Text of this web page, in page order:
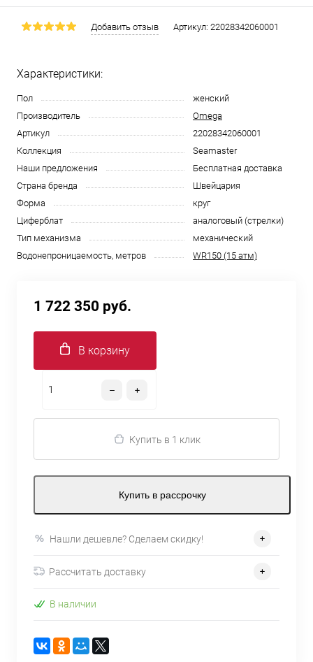
Добавить отзыв Артикул: 22028342060001
Характеристики:
Пол
женский
Производитель
Omega
Артикул
22028342060001
Коллекция
Seamaster
Наши предложения
Бесплатная доставка
Страна бренда
Швейцария
Форма
круг
Циферблат
аналоговый (стрелки)
Тип механизма
механический
Водонепроницаемость, метров
WR150 (15 атм)
1 722 350 руб.
В корзину
Купить в 1 клик
Купить в рассрочку
Нашли дешевле? Сделаем скидку!
Рассчитать доставку
В наличии